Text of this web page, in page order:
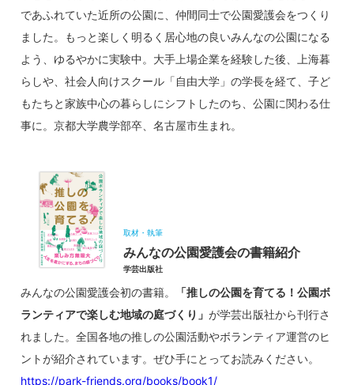
であふれていた近所の公園に、仲間同士で公園愛護会をつくり
ました。もっと楽しく明るく居心地の良いみんなの公園になる
よう、ゆるやかに実験中。大手上場企業を経験した後、上海暮
らしや、社会人向けスクール「自由大学」の学長を経て、子ど
もたちと家族中心の暮らしにシフトしたのち、公園に関わる仕
事に。京都大学農学部卒、名古屋市生まれ。
取材・執筆
みんなの公園愛護会の書籍紹介
学芸出版社
みんなの公園愛護会初の書籍。
「推しの公園を育てる！公園ボ
ランティアで楽しむ地域の庭づくり」 が学芸出版社から刊行さ
れました。全国各地の推しの公園活動やボランティア運営のヒ
ントが紹介されています。ぜひ手にとってお読みください。
https://park-friends.org/books/book1/